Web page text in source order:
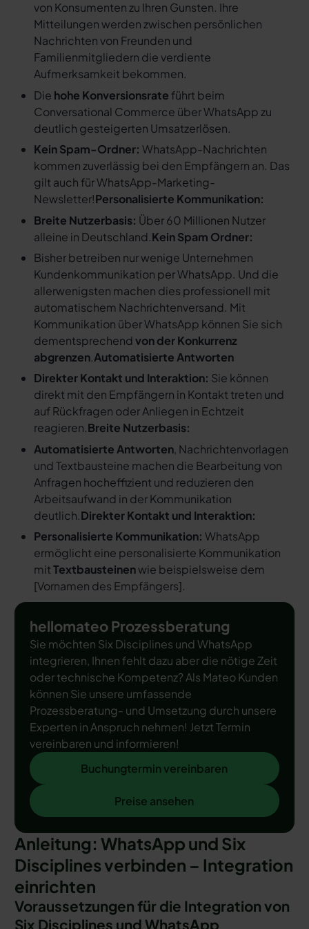
von Konsumenten zu Ihren Gunsten. Ihre
Mitteilungen werden zwischen persönlichen
Nachrichten von Freunden und
Familienmitgliedern die verdiente
Aufmerksamkeit bekommen.
Die hohe Konversionsrate führt beim
Conversational Commerce über WhatsApp zu
deutlich gesteigerten Umsatzerlösen.
Kein Spam-Ordner: WhatsApp-Nachrichten
kommen zuverlässig bei den Empfängern an. Das
gilt auch für WhatsApp-Marketing-
Newsletter!Personalisierte Kommunikation:
Breite Nutzerbasis: Über 60 Millionen Nutzer
alleine in Deutschland.Kein Spam Ordner:
Bisher betreiben nur wenige Unternehmen
Kundenkommunikation per WhatsApp. Und die
allerwenigsten machen dies professionell mit
automatischem Nachrichtenversand. Mit
Kommunikation über WhatsApp können Sie sich
dementsprechendvon der Konkurrenz
abgrenzen.Automatisierte Antworten
Direkter Kontakt und Interaktion: Sie können
direkt mit den Empfängern in Kontakt treten und
auf Rückfragen oder Anliegen in Echtzeit
reagieren.Breite Nutzerbasis:
Automatisierte Antworten, Nachrichtenvorlagen
und Textbausteine machen die Bearbeitung von
Anfragen hocheffizient und reduzieren den
Arbeitsaufwand in der Kommunikation
deutlich.Direkter Kontakt und Interaktion:
Personalisierte Kommunikation: WhatsApp
ermöglicht eine personalisierte Kommunikation
mitTextbausteinenwie beispielsweise dem
[Vornamen des Empfängers].
hellomateo Prozessberatung
Sie möchten Six Disciplines und WhatsApp
integrieren, Ihnen fehlt dazu aber die nötige Zeit
oder technische Kompetenz? Als Mateo Kunden
können Sie unsere umfassende
Prozessberatung- und Umsetzung durch unsere
Experten in Anspruch nehmen! Jetzt Termin
vereinbaren und informieren!
Buchungtermin vereinbaren
Buchungtermin vereinbaren
Preise ansehen
Preise ansehen
Anleitung: WhatsApp und Six
Disciplines verbinden – Integration
einrichten
Voraussetzungen für die Integration von
Six Disciplines und WhatsApp